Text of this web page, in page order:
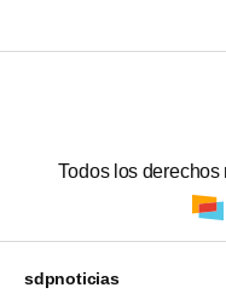
Todos los
sdpnoticias